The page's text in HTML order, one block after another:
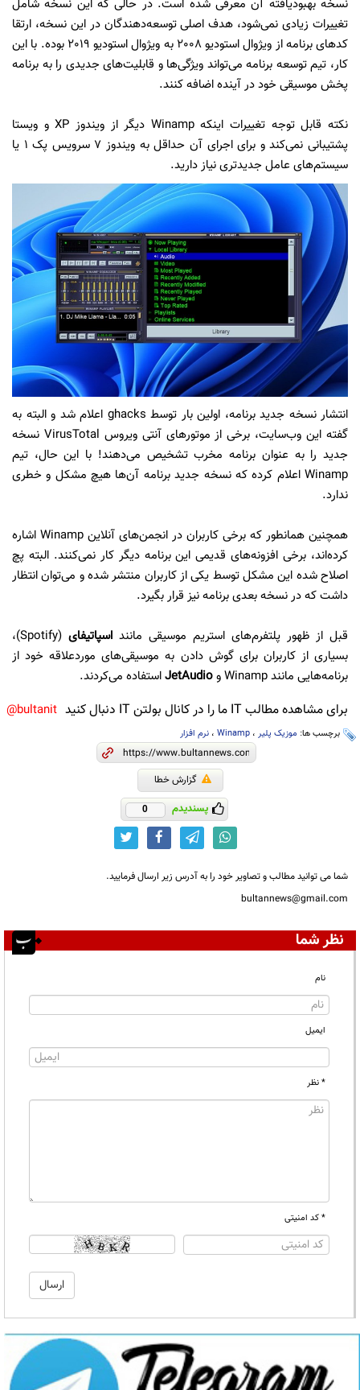
نسخه بهبودیافته آن معرفی شده است. در حالی که این نسخه شامل
تغییرات زیادی نمی‌شود، هدف اصلی توسعه‌دهندگان در این نسخه، ارتقا
کدهای برنامه از ویژوال استودیو 2008 به ویژوال استودیو 2019 بوده. با این
کار، تیم توسعه برنامه می‌تواند ویژگی‌ها و قابلیت‌های جدیدی را به برنامه
پخش موسیقی خود در آینده اضافه کنند.
نکته قابل توجه تغییرات اینکه Winamp دیگر از ویندوز XP و ویستا
پشتیبانی نمی‌کند و برای اجرای آن حداقل به ویندوز 7 سرویس پک 1 یا
سیستم‌های عامل جدیدتری نیاز دارید.
انتشار نسخه جدید برنامه، اولین بار توسط ghacks اعلام شد و البته به
گفته این وب‌سایت، برخی از موتورهای آنتی ویروس VirusTotal نسخه
جدید را به عنوان برنامه مخرب تشخیص می‌دهند! با این حال، تیم
Winamp اعلام کرده که نسخه جدید برنامه آن‌ها هیچ مشکل و خطری
ندارد.
همچنین همانطور که برخی کاربران در انجمن‌های آنلاین Winamp اشاره
کرده‌اند، برخی افزونه‌های قدیمی این برنامه دیگر کار نمی‌کنند. البته پچ
اصلاح شده این مشکل توسط یکی از کاربران منتشر شده و می‌توان انتظار
داشت که در نسخه بعدی برنامه نیز قرار بگیرد.
قبل از ظهور پلتفرم‌های استریم موسیقی مانند اسپاتیفای
(Spotify)،
بسیاری از کاربران برای گوش دادن به موسیقی‌های موردعلاقه خود از
برنامه‌هایی مانند Winamp و
استفاده می‌کردند.
برای مشاهده مطالب IT ما را در کانال بولتن IT دنبال کنید bultanit@
برچسب ها: موزیک پلیر ، Winamp ، نرم افزار
گزارش خطا
پسندیدم 0
شما می توانید مطالب و تصاویر خود را به آدرس زیر ارسال فرمایید.
bultannews@gmail.com
نظر شما
نام
ایمیل
* نظر
* کد امنیتی